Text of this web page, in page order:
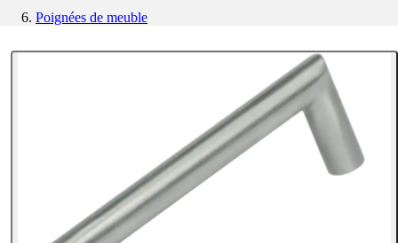
Poignées de meuble